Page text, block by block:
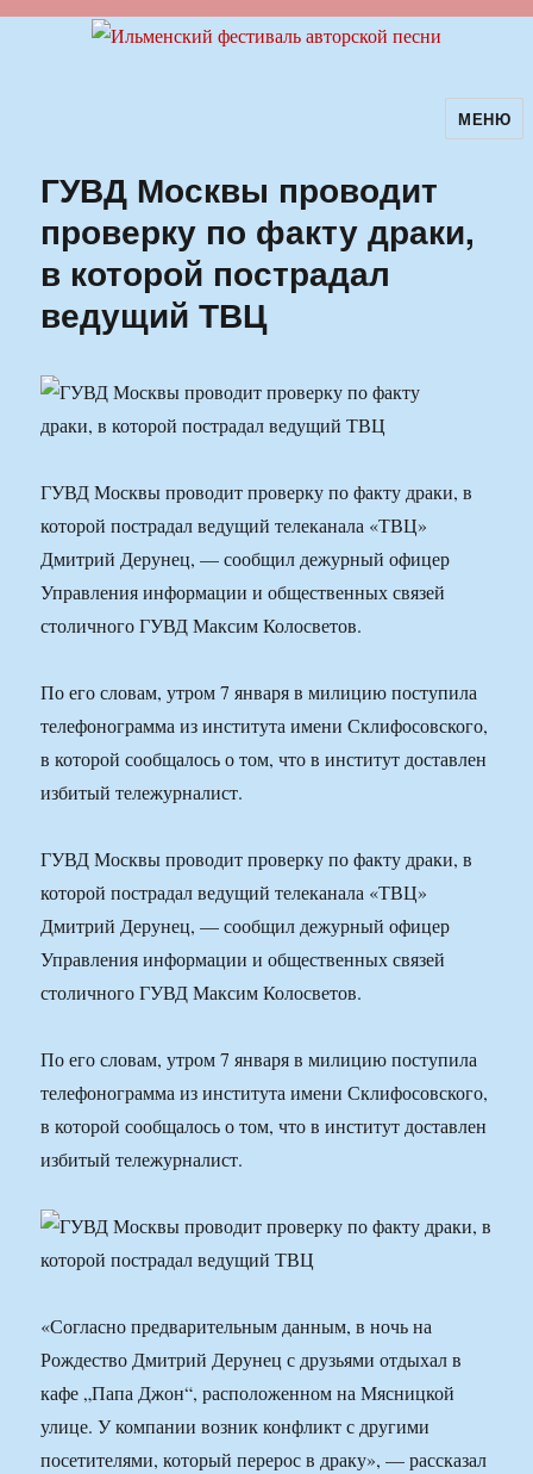
Ильменский фестиваль авторскойМЕНЮ
ГУВД Москвы проводит
проверку по факту драки,
в которой пострадал
ведущий ТВЦ
ГУВД Москвы проводит проверку по факту драки, в
которой пострадал ведущий телеканала «ТВЦ»
Дмитрий Дерунец, — сообщил дежурный офицер
Управления информации и общественных связей
столичного ГУВД Максим Колосветов.
По его словам, утром 7 января в милицию поступила
телефонограмма из института имени Склифосовского,
в которой сообщалось о том, что в институт доставлен
избитый тележурналист.
ГУВД Москвы проводит проверку по факту драки, в
которой пострадал ведущий телеканала «ТВЦ»
Дмитрий Дерунец, — сообщил дежурный офицер
Управления информации и общественных связей
столичного ГУВД Максим Колосветов.
По его словам, утром 7 января в милицию поступила
телефонограмма из института имени Склифосовского,
в которой сообщалось о том, что в институт доставлен
избитый тележурналист.
«Согласно предварительным данным, в ночь на
Рождество Дмитрий Дерунец с друзьями отдыхал в
кафе „Папа Джон“, расположенном на Мясницкой
улице. У компании возник конфликт с другими
посетителями, который перерос в драку», — рассказал